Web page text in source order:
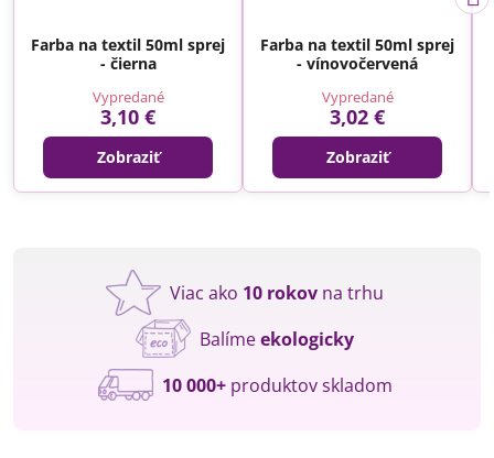
Farba na textil 50ml sprej
- čierna
Vypredané
3,10 €
Zobraziť
Farba na textil 50ml sprej
- vínovočervená
Vypredané
3,02 €
Zobraziť
Viac ako 10 rokov na trhu
Balímeekologicky
10 000+produktov skladom